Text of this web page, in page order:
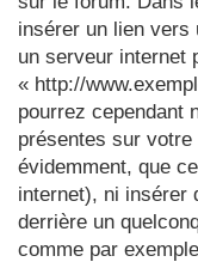
insérer un lien vers
un serveur internet
« http://
pourrez cependant
présentes sur
évidemment, que
internet), ni insérer
derrière un
comme par